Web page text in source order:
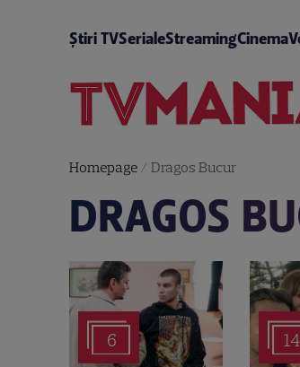
Știri TVSerialeStreamingCinema
Homepage/ Dragos Bucur
DRAGOS
6 14